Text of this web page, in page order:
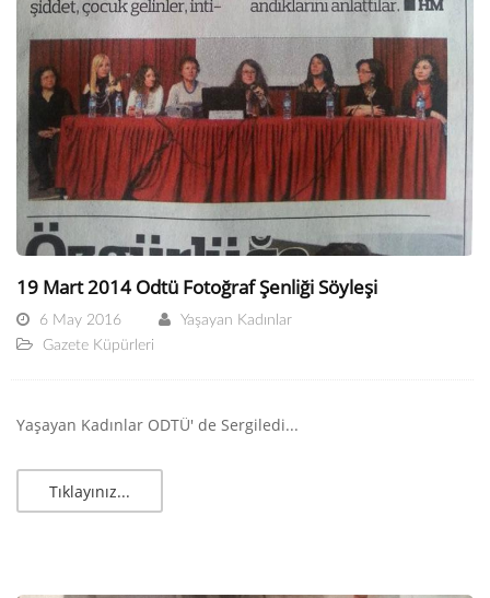
19 Mart 2014 Odtü Fotoğraf Şenliği Söyleşi
6 May 2016
Yaşayan Kadınlar
Gazete Küpürleri
Yaşayan Kadınlar ODTÜ' de Sergiledi...
Tıklayınız...